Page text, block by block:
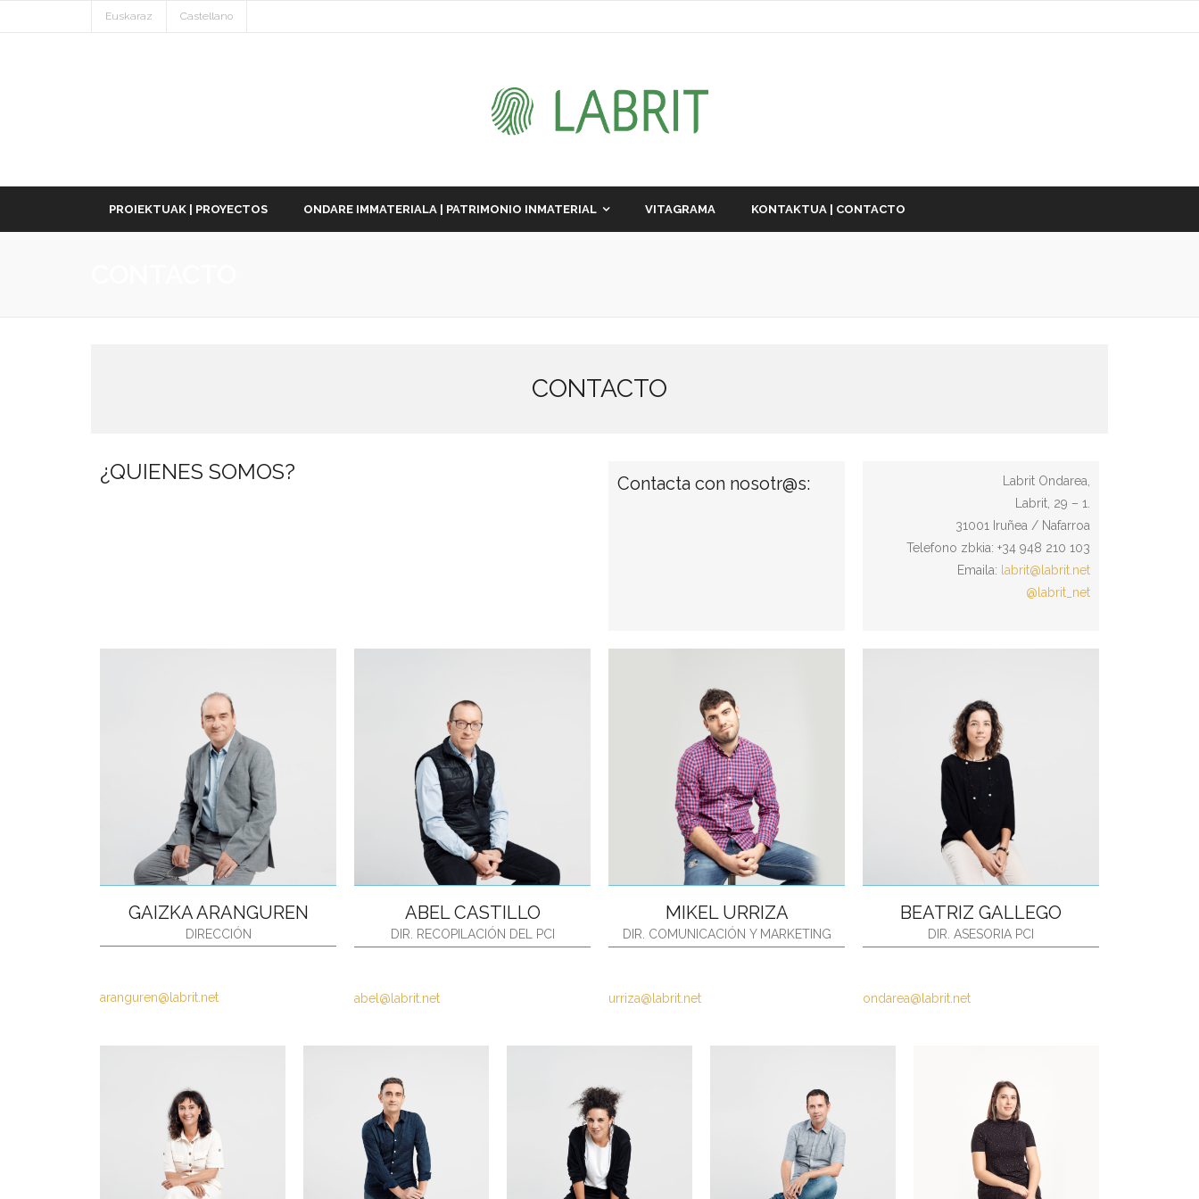
Euskaraz Castellano
PROIEKTUAK | PROYECTOS ONDARE IMMATERIALA | PATRIMONIO INMATERIAL VITAGRAMA KONTAKTUA | CONTACTO
CONTACTO
¿QUIENES SOMOS? Contacta con nosotr@s:
Labrit Ondarea,
Labrit, 29 – 1.
31001 Iruñea / Nafarroa
Telefono zbkia: +34 948 210 103
Emaila: labrit@labrit.net
@labrit_net
GAIZKA ARANGUREN
DIRECCIÓN
aranguren@labrit.net
ABEL CASTILLO
DIR. RECOPILACIÓN DEL PCI
abel@labrit.net
MIKEL URRIZA
DIR. COMUNICACIÓN Y MARKETING
urriza@labrit.net
BEATRIZ GALLEGO
DIR. ASESORIA PCI
ondarea@labrit.net